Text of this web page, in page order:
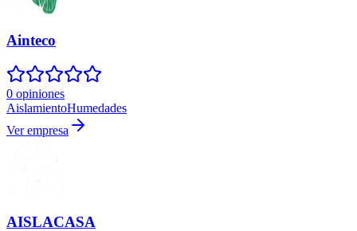
Ainteco
0 opiniones
AislamientoHumedades
Ver empresa
AISLACASA